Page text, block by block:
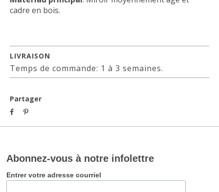
cadre en bois.
LIVRAISON
Temps de commande: 1 à 3 semaines.
Partager
Abonnez-vous à notre infolettre
Entrer votre adresse courriel